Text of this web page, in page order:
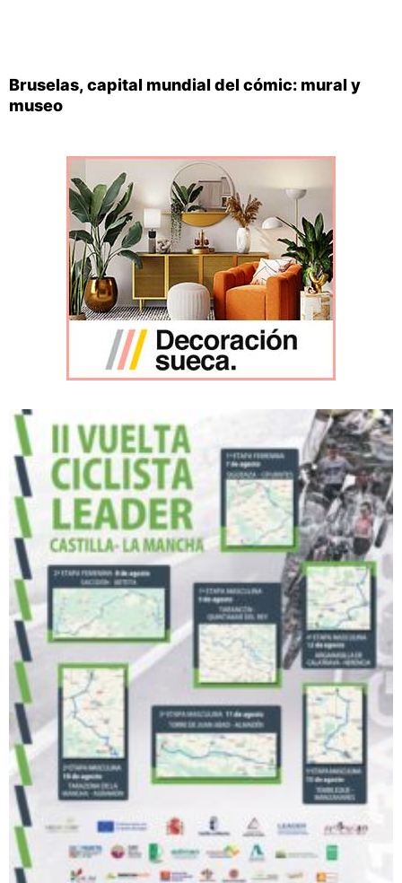
Bruselas, capital mundial del cómic: mural y
museo